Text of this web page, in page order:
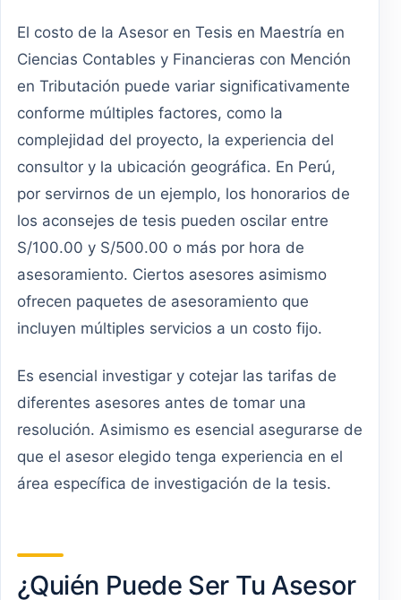
El costo de la Asesor en Tesis en Maestría en
Ciencias Contables y Financieras con Mención
en Tributación puede variar significativamente
conforme múltiples factores, como la
complejidad del proyecto, la experiencia del
consultor y la ubicación geográfica. En Perú,
por servirnos de un ejemplo, los honorarios de
los aconsejes de tesis pueden oscilar entre
S/100.00 y S/500.00 o más por hora de
asesoramiento. Ciertos asesores asimismo
ofrecen paquetes de asesoramiento que
incluyen múltiples servicios a un costo fijo.
Es esencial investigar y cotejar las tarifas de
diferentes asesores antes de tomar una
resolución. Asimismo es esencial asegurarse de
que el asesor elegido tenga experiencia en el
área específica de investigación de la tesis.
¿Quién Puede Ser Tu Asesor